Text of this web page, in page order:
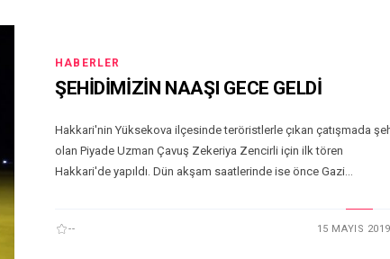
HABERLER
ŞEHİDİMİZİN NAAŞI GECE GELDİ
Hakkari'nin Yüksekova ilçesinde teröristlerle çıkan çatışmada
olan Piyade Uzman Çavuş Zekeriya Zencirli için ilk tören
Hakkari'de yapıldı. Dün akşam saatlerinde ise önce Gazi...
-- 15 MAYIS 2019